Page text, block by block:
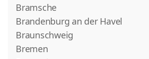
Bramsche
Brandenburg an der Havel
Braunschweig
Bremen